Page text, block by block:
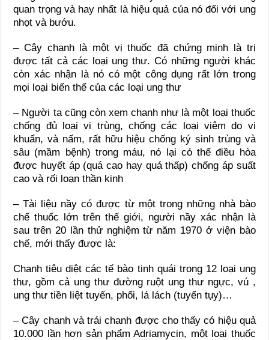
quan trọng và hay nhất là hiệu quả của nó đối với ung
nhọt và bướu.
– Cây chanh là một vị thuốc đã chứng minh là trị
được tất cả các loại ung thư. Có những người khác
còn xác nhận là nó có một công dụng rất lớn trong
mọi loại biến thể của các loại ung thư
– Người ta cũng còn xem chanh như là một loại thuốc
chống đủ loại vi trùng, chống các loại viêm do vi
khuẩn, và nấm, rất hữu hiệu chống ký sinh trùng và
sâu (mầm bệnh) trong máu, nó lại có thể điều hòa
được huyết áp (quá cao hay quá thấp) chống áp suất
cao và rối loạn thần kinh
– Tài liệu nầy có được từ một trong những nhà bào
chế thuốc lớn trên thế giới, người nầy xác nhận là
sau trên 20 lần thử nghiệm từ năm 1970 ở viện bào
chế, mới thấy được là:
Chanh tiêu diệt các tế bào tinh quái trong 12 loại ung
thư, gồm cả ung thư đường ruột ung thư ngực, vú ,
ung thư tiền liệt tuyến, phổi, lá lách (tuyến tụy)…
– Cây chanh và trái chanh được cho thấy có hiệu quả
10.000 lần hơn sản phẩm Adriamycin, một loại thuốc